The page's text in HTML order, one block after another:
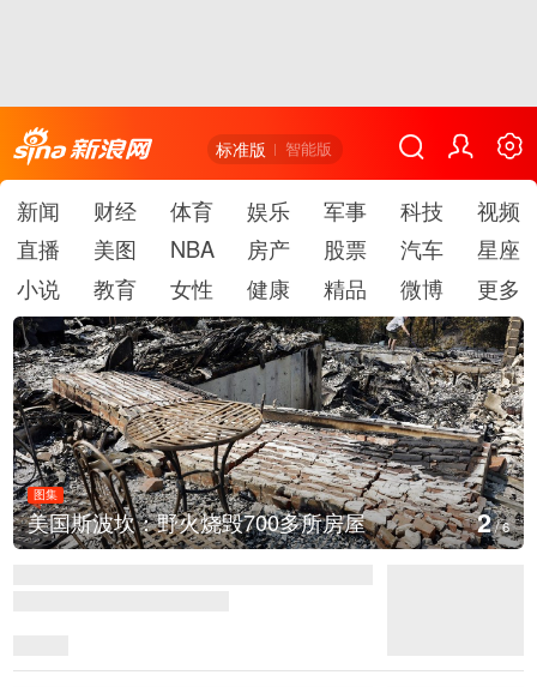
标准版 智能版
新闻 财经 体育 娱乐 军事 科技
视频
直播
美图 NBA 房产 股票 汽车
星座
小说
教育 女性 健康 精品 微博 更多
图集
美国斯波坎：野火烧毁700多所房屋 2/6